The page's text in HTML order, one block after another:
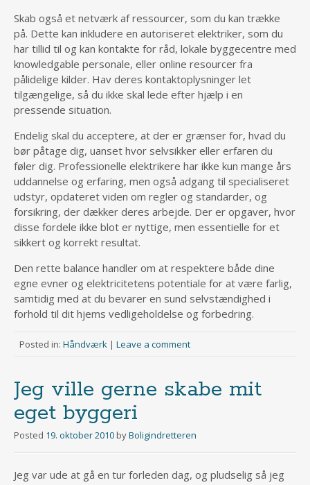
Skab også et netværk af ressourcer, som du kan trække
på. Dette kan inkludere en autoriseret elektriker, som du
har tillid til og kan kontakte for råd, lokale byggecentre med
knowledgable personale, eller online resourcer fra
pålidelige kilder. Hav deres kontaktoplysninger let
tilgængelige, så du ikke skal lede efter hjælp i en
pressende situation.
Endelig skal du acceptere, at der er grænser for, hvad du
bør påtage dig, uanset hvor selvsikker eller erfaren du
føler dig. Professionelle elektrikere har ikke kun mange års
uddannelse og erfaring, men også adgang til specialiseret
udstyr, opdateret viden om regler og standarder, og
forsikring, der dækker deres arbejde. Der er opgaver, hvor
disse fordele ikke blot er nyttige, men essentielle for et
sikkert og korrekt resultat.
Den rette balance handler om at respektere både dine
egne evner og elektricitetens potentiale for at være farlig,
samtidig med at du bevarer en sund selvstændighed i
forhold til dit hjems vedligeholdelse og forbedring.
Posted in: Håndværk | Leave a comment
Jeg ville gerne skabe mit
eget byggeri
Posted 19. oktober 2010 byBoligindretteren
Jeg var ude at gå en tur forleden dag, og pludselig så jeg